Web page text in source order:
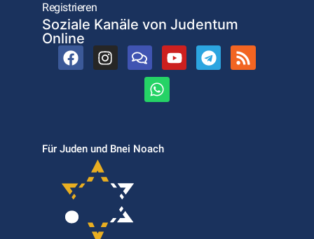
Registrieren
Soziale Kanäle von Judentum
Online
Für Juden und Bnei Noach